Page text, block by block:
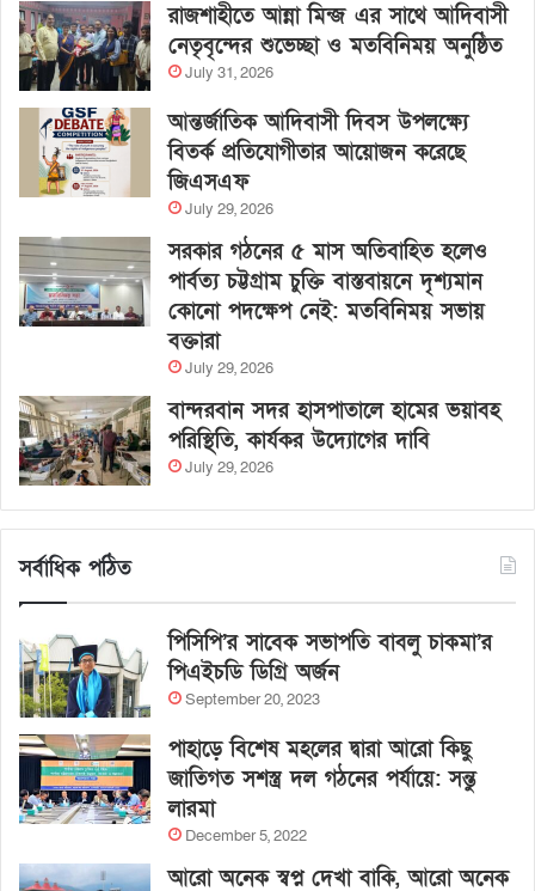
রাজশাহীতে আন্না মিন্জ এর সাথে আদিবাসী
নেতৃবৃন্দের শুভেচ্ছা ও মতবিনিময় অনুষ্ঠিত
July 31, 2026
আন্তর্জাতিক আদিবাসী দিবস উপলক্ষ্যে
বিতর্ক প্রতিযোগীতার আয়োজন করেছে
জিএসএফ
July 29, 2026
সরকার গঠনের ৫ মাস অতিবাহিত হলেও
পার্বত্য চট্টগ্রাম চুক্তি বাস্তবায়নে দৃশ্যমান
কোনো পদক্ষেপ নেই: মতবিনিময় সভায়
বক্তারা
July 29, 2026
বান্দরবান সদর হাসপাতালে হামের ভয়াবহ
পরিস্থিতি, কার্যকর উদ্যোগের দাবি
July 29, 2026
সর্বাধিক পঠিত
পিসিপি’র সাবেক সভাপতি বাবলু চাকমা’র
পিএইচডি ডিগ্রি অর্জন
September 20, 2023
পাহাড়ে বিশেষ মহলের দ্বারা আরো কিছু
জাতিগত সশস্ত্র দল গঠনের পর্যায়ে: সন্তু
লারমা
December 5, 2022
আরো অনেক স্বপ্ন দেখা বাকি, আরো অনেক